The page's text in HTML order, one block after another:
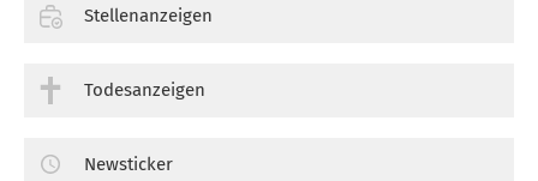
Stellenanzeigen
Todesanzeigen
Newsticker